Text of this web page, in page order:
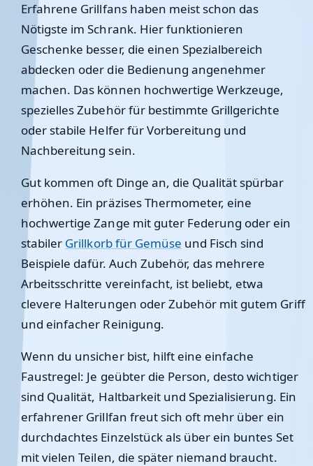
Erfahrene Grillfans haben meist schon das
Nötigste im Schrank. Hier funktionieren
Geschenke besser, die einen Spezialbereich
abdecken oder die Bedienung angenehmer
machen. Das können hochwertige Werkzeuge,
spezielles Zubehör für bestimmte Grillgerichte
oder stabile Helfer für Vorbereitung und
Nachbereitung sein.
Gut kommen oft Dinge an, die Qualität spürbar
erhöhen. Ein präzises Thermometer, eine
hochwertige Zange mit guter Federung oder ein
stabiler Grillkorb für Gemüse und Fisch sind
Beispiele dafür. Auch Zubehör, das mehrere
Arbeitsschritte vereinfacht, ist beliebt, etwa
clevere Halterungen oder Zubehör mit gutem Griff
und einfacher Reinigung.
Wenn du unsicher bist, hilft eine einfache
Faustregel: Je geübter die Person, desto wichtiger
sind Qualität, Haltbarkeit und Spezialisierung. Ein
erfahrener Grillfan freut sich oft mehr über ein
durchdachtes Einzelstück als über ein buntes Set
mit vielen Teilen, die später niemand braucht.